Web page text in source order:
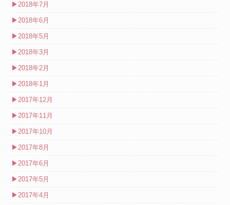
▶2018年7月
▶2018年6月
▶2018年5月
▶2018年3月
▶2018年2月
▶2018年1月
▶2017年12月
▶2017年11月
▶2017年10月
▶2017年8月
▶2017年6月
▶2017年5月
▶2017年4月